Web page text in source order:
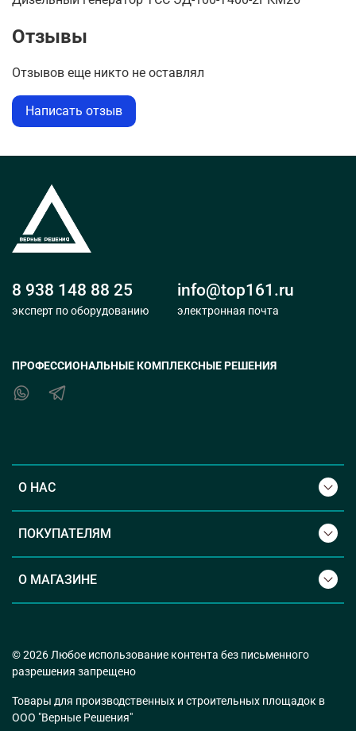
Отзывы
Отзывов еще никто не оставлял
Написать отзыв
О НАС
ПОКУПАТЕЛЯМ
О МАГАЗИНЕ
8 938 148 88 25
эксперт по оборудованию
info@top161.ru
электронная почта
ПРОФЕССИОНАЛЬНЫЕ КОМПЛЕКСНЫЕ РЕШЕНИЯ
© 2026 Любое использование контента без письменного
разрешения запрещено
Товары для производственных и строительных площадок в
ООО "Верные Решения"